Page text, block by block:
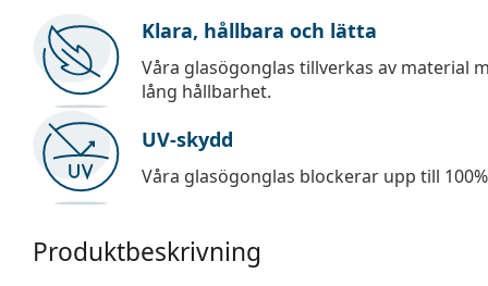
Klara, hållbara och lätta
Våra glasögonglas tillverkas av material
lång hållbarhet.
UV-skydd
Våra glasögonglas blockerar upp till
Produktbeskrivning